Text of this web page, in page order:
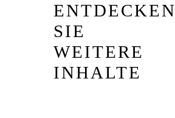
ENTDECKEN
SIE
WEITERE
INHALTE